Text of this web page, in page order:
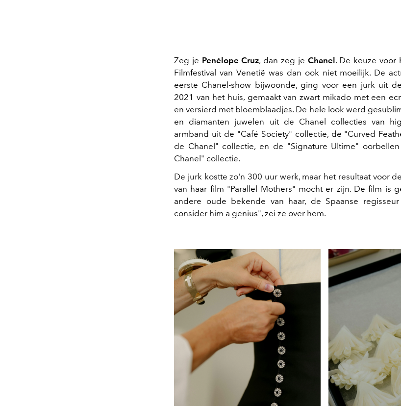
Zeg je Penélope Cruz, dan zeg je Chanel. De keuze voor
Filmfestival van Venetië was dan ook niet moeilijk. De
eerste Chanel-show bijwoonde, ging voor een jurk uit
2021 van het huis, gemaakt van zwart mikado met een
en versierd met bloemblaadjes. De hele look werd
en diamanten juwelen uit de Chanel collecties van
armband uit de "Café Society" collectie, de "Curved
de Chanel" collectie, en de "Signature Ultime"
Chanel" collectie.
De jurk kostte zo'n 300 uur werk, maar het resultaat voor
van haar film "Parallel Mothers" mocht er zijn. De film is
andere oude bekende van haar, de Spaanse regisseur
consider him a genius", zei ze over hem.